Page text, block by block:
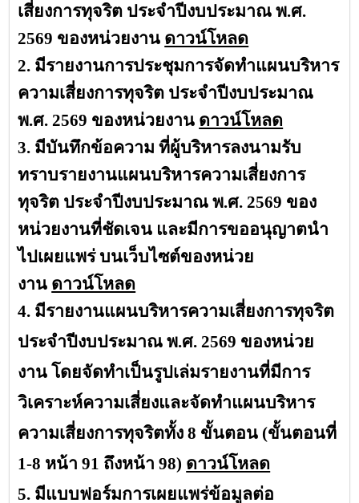
เสี่ยงการทุจริต ประจำปีงบประมาณ พ.ศ.
2569 ของหน่วยงาน ดาวน์โหลด
2. มีรายงานการประชุมการจัดทำแผนบริหาร
ความเสี่ยงการทุจริต ประจำปีงบประมาณ
พ.ศ. 2569 ของหน่วยงาน ดาวน์โหลด
3. มีบันทึกข้อความ ที่ผู้บริหารลงนามรับ
ทราบรายงานแผนบริหารความเสี่ยงการ
ทุจริต ประจำปีงบประมาณ พ.ศ. 2569 ของ
หน่วยงานที่ชัดเจน และมีการขออนุญาตนำ
ไปเผยแพร่ บนเว็บไซต์ของหน่วย
งาน ดาวน์โหลด
4. มีรายงานแผนบริหารความเสี่ยงการทุจริต
ประจำปีงบประมาณ พ.ศ. 2569 ของหน่วย
งาน โดยจัดทำเป็นรูปเล่มรายงานที่มีการ
วิเคราะห์ความเสี่ยงและจัดทำแผนบริหาร
ความเสี่ยงการทุจริตทั้ง 8 ขั้นตอน (ขั้นตอนที่
1-8 หน้า 91 ถึงหน้า 98) ดาวน์โหลด
5. มีแบบฟอร์มการเผยแพร่ข้อมูลต่อ